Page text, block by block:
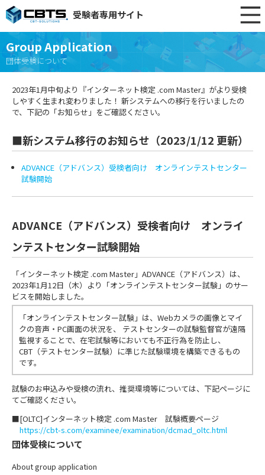
受験者専用サイト
Group Application
団体受検について
2023年1月中旬より『インターネット検定 .com Master』がより受検
しやすく生まれ変わりました！ 新システムへの移行を行いましたの
で、下記の「お知らせ」をご確認ください。
■新システム移行のお知らせ（2023/1/12 更新）
ADVANCE（アドバンス）受検者向け オンラインテストセンター
試験開始
ADVANCE（アドバンス）受検者向け オンライ
ンテストセンター試験開始
「インターネット検定 .com Master」ADVANCE（アドバンス）は、
2023年1月12日（木）より「オンラインテストセンター試験」のサー
ビスを開始しました。
「オンラインテストセンター試験」は、Webカメラの画像とマイ
クの音声・PC画面の状況を、 テストセンターの試験監督官が遠隔
監視することで、在宅試験等においても不正行為を防止し、
CBT（テストセンター試験）に準じた試験環境を構築できるもの
です。
試験のお申込みや受検の流れ、推奨環境等については、下記ページに
てご確認ください。
■[OLTC]インターネット検定 .com Master 試験概要ページ
https://cbt-s.com/examinee/examination/dcmad_oltc.html
団体受検について
About group application